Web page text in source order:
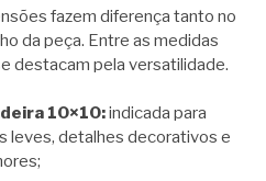
fazem diferença tanto no
da peça. Entre as medidas
destacam pela versatilidade.
10×10:indicada para
leves, detalhes decorativos e